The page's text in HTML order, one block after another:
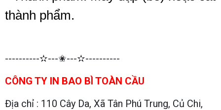
thành phẩm.
----------✫---✬---✫----------
CÔNG TY IN BAO BÌ TOÀN CẦU
Địa chỉ : 110 Cây Da, Xã Tân Phú Trung, Củ Chi,